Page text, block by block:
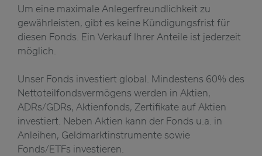
Um eine maximale Anlegerfreundlichkeit zu
gewährleisten, gibt es keine Kündigungsfrist für
diesen Fonds. Ein Verkauf Ihrer Anteile ist jederzeit
möglich.
Unser Fonds investiert global. Mindestens 60% des
Nettoteilfondsvermögens werden in Aktien,
ADRs/GDRs, Aktienfonds, Zertifikate auf Aktien
investiert. Neben Aktien kann der Fonds u.a. in
Anleihen, Geldmarktinstrumente sowie
Fonds/ETFs investieren.